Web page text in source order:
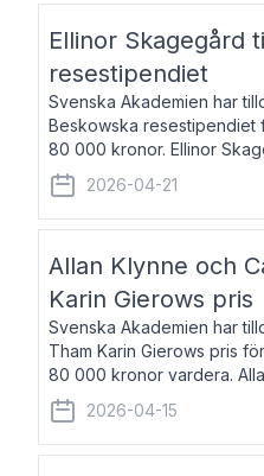
Ellinor Skagegård
resestipendiet
Svenska Akademien har
Beskowska resestipendiet
80 000 kronor. Ellinor
författare, journalist och
återkommande för
2026-04-21
Allan Klynne och
Karin Gierows pris
Svenska Akademien har
Tham Karin Gierows pris
80 000 kronor vardera.
arkeolog, författare,
kultur och samhällsliv. Ut
2026-04-15